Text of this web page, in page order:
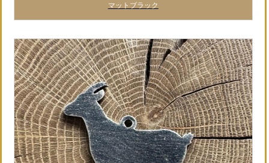
マットブラック